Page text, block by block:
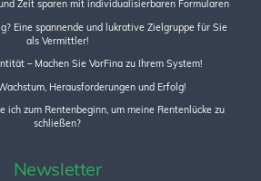
Zeit sparen mit individualisierbaren Formularen
Eine spannende und lukrative Zielgruppe für Sie
als Vermittler!
– Machen Sie VorFina zu Ihrem System!
Herausforderungen und Erfolg!
zum Rentenbeginn, um meine Rentenlücke zu
schließen?
Newsletter